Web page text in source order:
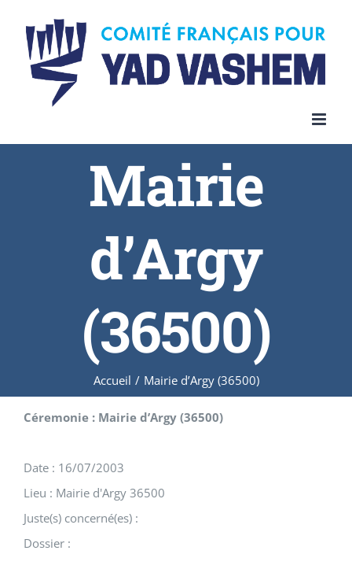
content
Mairie
d’Argy
(36500)
Accueil / Mairie d’Argy (36500)
Céremonie : Mairie d’Argy (36500)
Date : 16/07/2003
Lieu : Mairie d'Argy 36500
Juste(s) concerné(es) :
Dossier :